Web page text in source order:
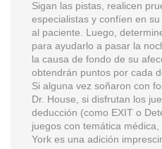
Sigan las pistas, realicen
especialistas y confíen en
al paciente. Luego,
para ayudarlo a pasar la
la causa de fondo de su
obtendrán puntos por cada
Si alguna vez soñaron con
Dr. House, si disfrutan los
deducción (como EXIT o
juegos con temática
York es una adición